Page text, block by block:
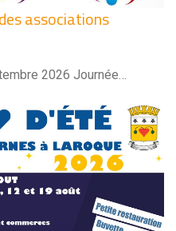
associations
2026 Journée…